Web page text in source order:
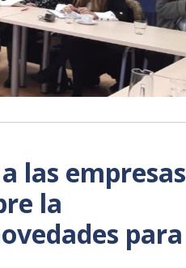
las empresas
la
para